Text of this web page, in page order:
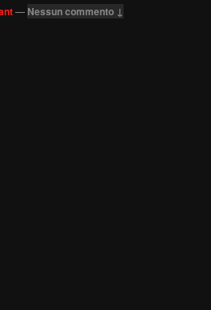
— Nessun commento ↓